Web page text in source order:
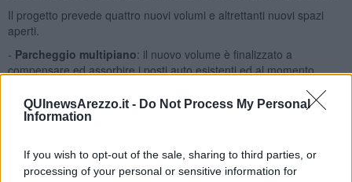
QUInewsArezzo.it - Do Not Process My Personal
Information
If you wish to opt-out of the sale, sharing to third parties, or
processing of your personal or sensitive information for
Il progetto prevede quattro nuovi volumi e altrettanti nuovi spazi
aperti.
- Parcheggio multipiano: il nuovo volume è finalizzato a
compensare ed assorbire i posti auto esistenti ed al momento
Edificio polifunzionale per servizi: l'edificio polifunzionale
delimita la nuova piazza verso l’ex caserma da un lato e dall’altro
prospetto sulla piazza è totalmente vetrato ed ospita al suo interno
uno spazio verde, che si articola su un unico doppio volume,